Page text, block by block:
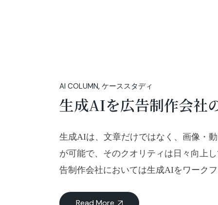
AI COLUMN ケーススタディ
生成AIを広告制作会社
生成AIは、文章だけではなく、画像・
が可能で、そのクオリティは日々向上
告制作会社においては生成AIをワーク
Read More